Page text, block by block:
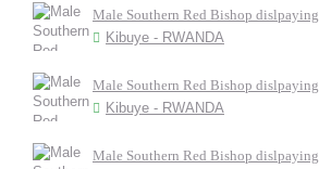
Male Southern Red Bishop dislpaying
Kibuye - RWANDA
Male Southern Red Bishop dislpaying
Kibuye - RWANDA
Male Southern Red Bishop dislpaying